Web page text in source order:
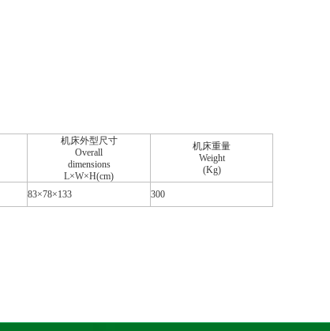
机床外型尺寸
Overall
dimensions
L×W×H(cm)
机床重量
Weight
(Kg)
83×78×133 300